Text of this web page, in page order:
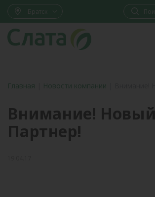
Братск
Главная Новости компании
Внимание! Новый
Партнер!